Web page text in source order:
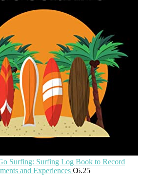
Surfing: Surfing Log Book to Record
and Experiences €6.25